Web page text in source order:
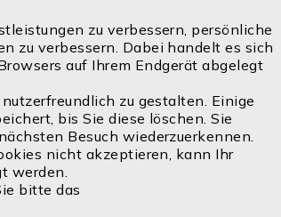
zu verbessern, persönliche
zu verbessern. Dabei handelt es sich
auf Ihrem Endgerät abgelegt
zu gestalten. Einige
bis Sie diese löschen. Sie
Besuch wiederzuerkennen.
nicht akzeptieren, kann Ihr
werden.
bitte das